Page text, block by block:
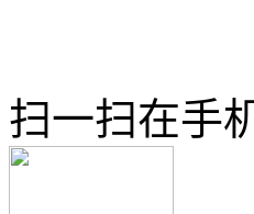
扫一扫在手